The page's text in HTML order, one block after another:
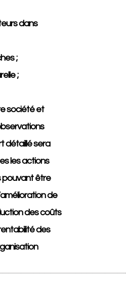
dans
;
;
société et
détaillé sera
les actions
pouvant être
de
des coûts
des